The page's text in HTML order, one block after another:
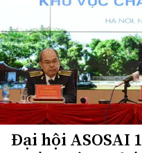
Đại hội ASOSAI